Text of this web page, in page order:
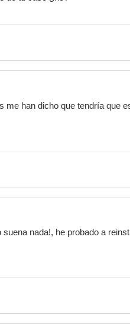
me han dicho que tendría que
nada!, he probado a